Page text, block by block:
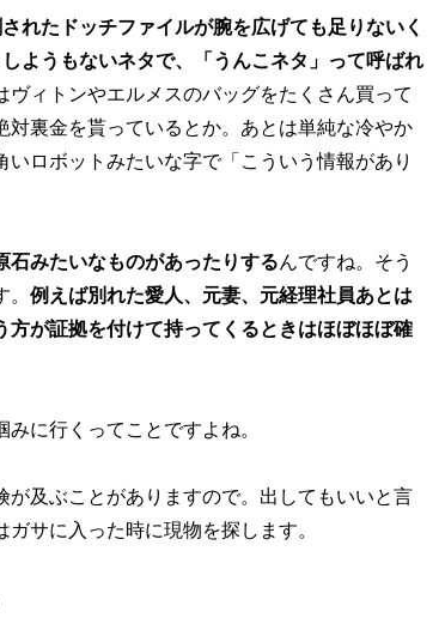
れたドッチファイルが腕を広げても足りないく
ようもないネタで、「うんこネタ」って呼ばれ
ィトンやエルメスのバッグをたくさん買って
裏金を貰っているとか。あとは単純な冷やか
ロボットみたいな字で「こういう情報があり
石みたいなものがあったりするんですね。そう
例えば別れた愛人、元妻、元経理社員あとは
が証拠を付けて持ってくるときはほぼほぼ確
に行くってことですよね。
及ぶことがありますので。出してもいいと言
サに入った時に現物を探します。